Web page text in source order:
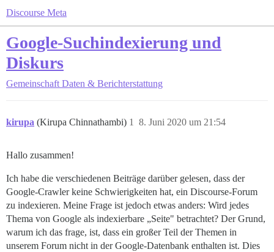
Discourse Meta
Google-Suchindexierung und
Diskurs
Gemeinschaft Daten & Berichterstattung
kirupa (Kirupa Chinnathambi) 8. Juni 2020 um 21:54
1
Hallo zusammen!
Ich habe die verschiedenen Beiträge darüber gelesen, dass der
Google-Crawler keine Schwierigkeiten hat, ein Discourse-Forum
zu indexieren. Meine Frage ist jedoch etwas anders: Wird jedes
Thema von Google als indexierbare „Seite" betrachtet? Der Grund,
warum ich das frage, ist, dass ein großer Teil der Themen in
unserem Forum nicht in der Google-Datenbank enthalten ist. Dies